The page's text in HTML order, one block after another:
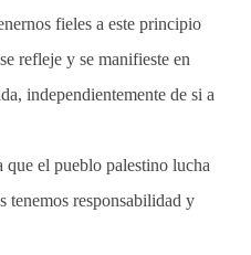
fieles a este principio
refleje y se manifieste en
independientemente de si a
que el pueblo palestino lucha
tenemos responsabilidad y